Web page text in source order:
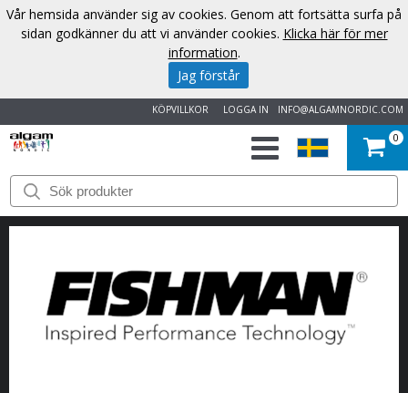
INFO@ALGAMNORDIC.COM
LOGGA IN
KÖPVILLKOR
START
VARUMÄRKEN
NYHETER
OM
0
Vår hemsida använder sig av cookies. Genom att fortsätta surfa på
sidan godkänner du att vi använder cookies. Klicka här för mer
information.
Jag förstår